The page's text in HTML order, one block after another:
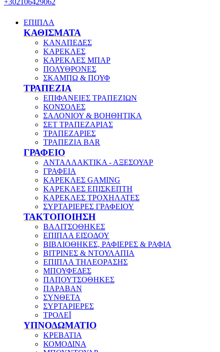
ΕΠΙΠΛΑ
ΚΑΘΙΣΜΑΤΑ
ΚΑΝΑΠΕΔΕΣ
ΚΑΡΕΚΛΕΣ
ΚΑΡΕΚΛΕΣ ΜΠΑΡ
ΠΟΛΥΘΡΟΝΕΣ
ΣΚΑΜΠΩ & ΠΟΥΦ
ΤΡΑΠΕΖΙΑ
ΕΠΙΦΑΝΕΙΕΣ ΤΡΑΠΕΖΙΩΝ
ΚΟΝΣΟΛΕΣ
ΣΑΛΟΝΙΟΥ & ΒΟΗΘΗΤΙΚΑ
ΣΕΤ ΤΡΑΠΕΖΑΡΙΑΣ
ΤΡΑΠΕΖΑΡΙΕΣ
ΤΡΑΠΕΖΙΑ BAR
ΓΡΑΦΕΙΟ
ΑΝΤΑΛΛΑΚΤΙΚΑ - ΑΞΕΣΟΥΑΡ
ΓΡΑΦΕΙΑ
ΚΑΡΕΚΛΕΣ GAMING
ΚΑΡΕΚΛΕΣ ΕΠΙΣΚΕΠΤΗ
ΚΑΡΕΚΛΕΣ ΤΡΟΧΗΛΑΤΕΣ
ΣΥΡΤΑΡΙΕΡΕΣ ΓΡΑΦΕΙΟΥ
ΤΑΚΤΟΠΟΙΗΣΗ
ΒΑΛΙΤΣΟΘΗΚΕΣ
ΕΠΙΠΛΑ ΕΙΣΟΔΟΥ
ΒΙΒΛΙΟΘΗΚΕΣ, ΡΑΦΙΕΡΕΣ & ΡΑΦΙΑ
ΒΙΤΡΙΝΕΣ & ΝΤΟΥΛΑΠΙΑ
ΕΠΙΠΛΑ ΤΗΛΕΟΡΑΣΗΣ
ΜΠΟΥΦΕΔΕΣ
ΠΑΠΟΥΤΣΟΘΗΚΕΣ
ΠΑΡΑΒΑΝ
ΣΥΝΘΕΤΑ
ΣΥΡΤΑΡΙΕΡΕΣ
ΤΡΟΛΕΪ
ΥΠΝΟΔΩΜΑΤΙΟ
ΚΡΕΒΑΤΙΑ
ΚΟΜΟΔΙΝΑ